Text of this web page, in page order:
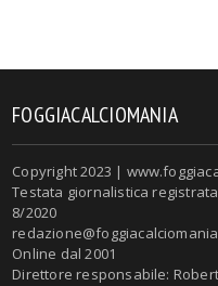
FOGGIACALCIOMANIA
Copyright 2023 |
Testata giornalistica
8/2020
Online dal 2001
Direttore responsabile: